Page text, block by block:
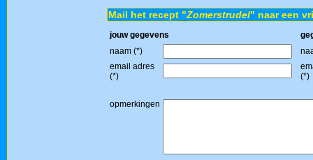
Mail het recept "Zomerstrudel" naar een
jouw gegevens
naam (*)
email adres
(*)
(*)
opmerkingen